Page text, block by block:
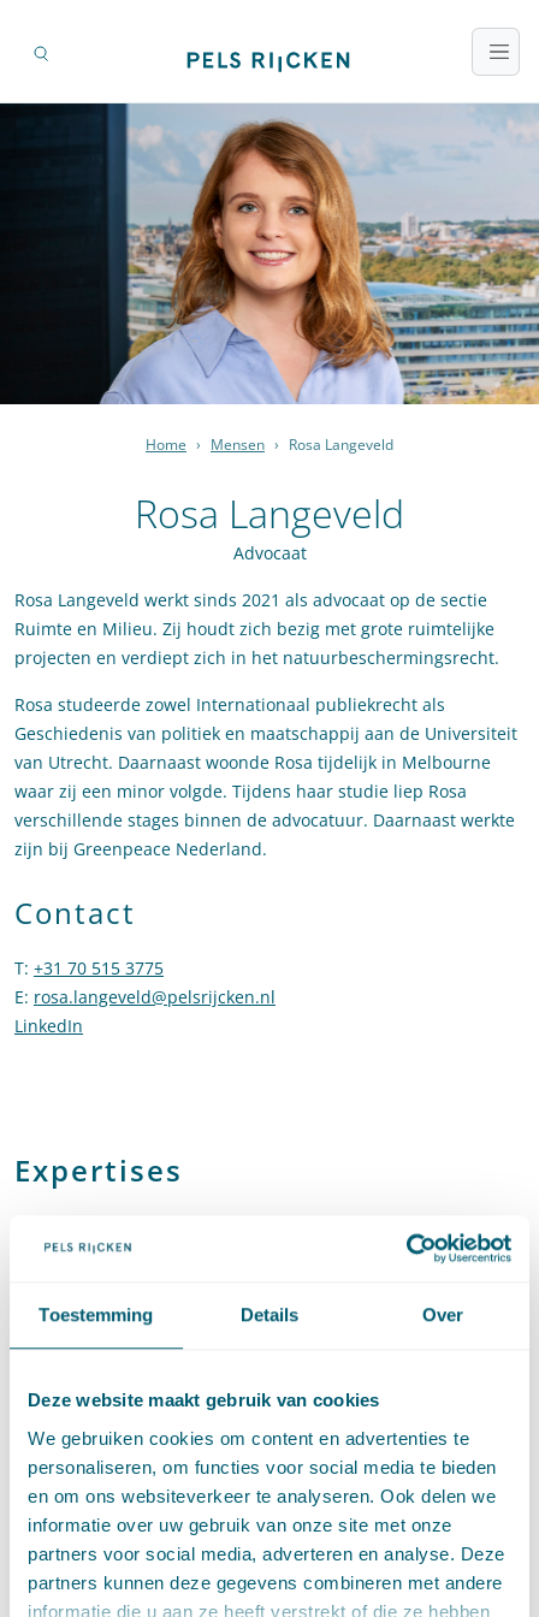
Toestemming Details Over
Deze website maakt gebruik van cookies
We gebruiken cookies om content en advertenties te
personaliseren, om functies voor social media te bieden
en om ons websiteverkeer te analyseren. Ook delen we
informatie over uw gebruik van onze site met onze
partners voor social media, adverteren en analyse. Deze
partners kunnen deze gegevens combineren met andere
informatie die u aan ze heeft verstrekt of die ze hebben
Home › Mensen › Rosa Langeveld
Rosa Langeveld
Advocaat
Rosa Langeveld werkt sinds 2021 als advocaat op de sectie
Ruimte en Milieu. Zij houdt zich bezig met grote ruimtelijke
projecten en verdiept zich in het natuurbeschermingsrecht.
Rosa studeerde zowel Internationaal publiekrecht als
Geschiedenis van politiek en maatschappij aan de Universiteit
van Utrecht. Daarnaast woonde Rosa tijdelijk in Melbourne
waar zij een minor volgde. Tijdens haar studie liep Rosa
verschillende stages binnen de advocatuur. Daarnaast werkte
zijn bij Greenpeace Nederland.
Contact
T: +31 70 515 3775
E: rosa.langeveld@pelsrijcken.nl
LinkedIn
Expertises
Artikelen door Rosa Langeveld